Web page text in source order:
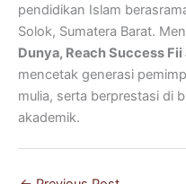
pendidikan Islam
Solok, Sumatera Barat.
Dunya, Reach Success Fii
mencetak generasi
mulia, serta berprestasi di
akademik.